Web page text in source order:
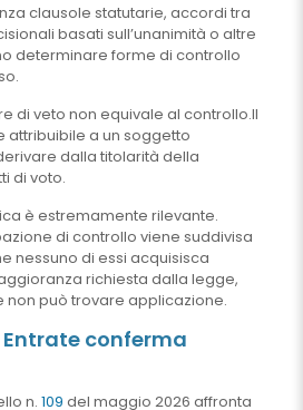
clausole statutarie, accordi tra
basati sull’unanimità o altre
determinare forme di controllo
di veto non equivale al controllo.Il
attribuibile a un soggetto
dalla titolarità della
di voto.
è estremamente rilevante.
di controllo viene suddivisa
nessuno di essi acquisisca
richiesta dalla legge,
non può trovare applicazione.
Entrate conferma
n. 109 del maggio 2026 affronta